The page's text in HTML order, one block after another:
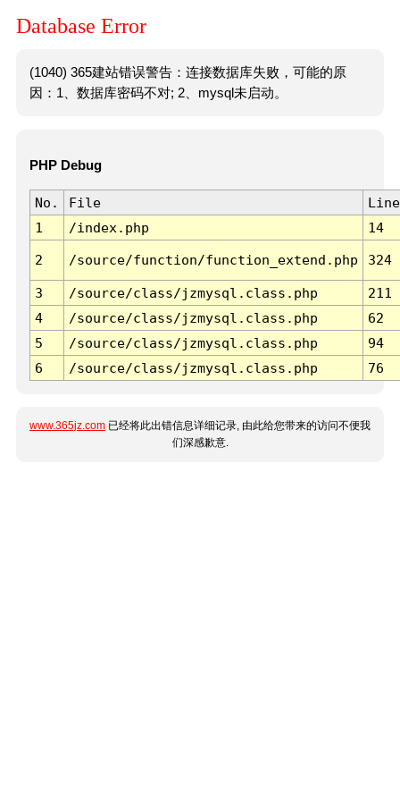
Database Error
(1040) 365建站错误警告：连接数据库失败，可能的原
因：1、数据库密码不对; 2、mysql未启动。
PHP Debug
No. File
Line
1
/index.php 14
2 /source/function/function_extend.php 324
3 /source/class/jzmysql.class.php
211
4
/source/class/jzmysql.class.php
62
5
/source/class/jzmysql.class.php
94
6
/source/class/jzmysql.class.php 76
www.365jz.com 已经将此出错信息详细记录, 由此给您带来的访问不便我
们深感歉意.